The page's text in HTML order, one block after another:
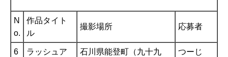
N
o.
作品タイト
ル
撮影場所 応募者
6
ラッシュア
石川県能登町（九十九
つーじ